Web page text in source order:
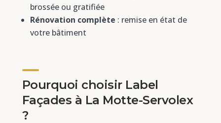
brossée ou gratifiée
Rénovation complète : remise en état de
votre bâtiment
Pourquoi choisir Label
Façades à La Motte-Servolex
?